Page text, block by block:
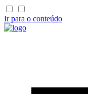
Ir para o conteúdo